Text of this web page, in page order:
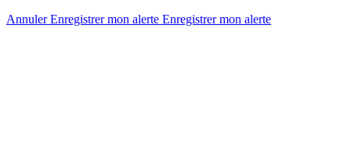
AnnulerEnregistrer mon alerte Enregistrermon alerte